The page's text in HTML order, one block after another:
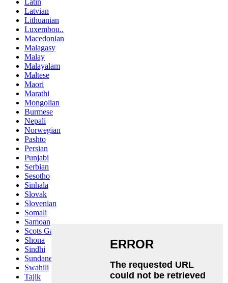
Latin
Latvian
Lithuanian
Luxembou..
Macedonian
Malagasy
Malay
Malayalam
Maltese
Maori
Marathi
Mongolian
Burmese
Nepali
Norwegian
Pashto
Persian
Punjabi
Serbian
Sesotho
Sinhala
Slovak
Slovenian
Somali
Samoan
Scots Gaelic
Shona
Sindhi
Sundanese
Swahili
Tajik